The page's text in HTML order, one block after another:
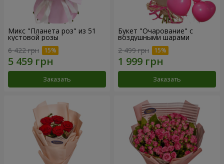
Микс "Планета роз" из 51
кустовой розы
6 422 грн
Заказать
Букет "Очарование" с
воздушными шарами
2 499 грн
Заказать